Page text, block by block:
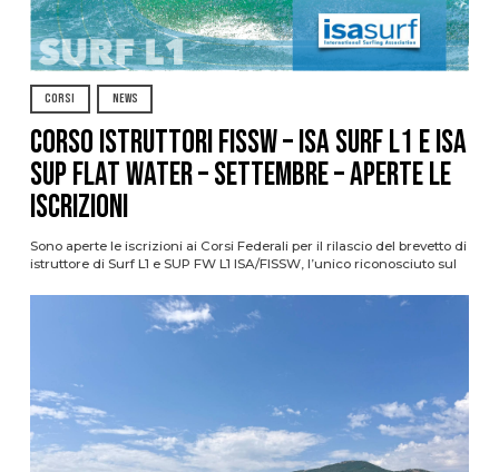
CORSI NEWS
CORSO ISTRUTTORI FISSW – ISA SURF L1 e ISA
SUP Flat Water – SETTEMBRE – APERTE LE
ISCRIZIONI
Sono aperte le iscrizioni ai Corsi Federali per il rilascio del brevetto di
istruttore di Surf L1 e SUP FW L1 ISA/FISSW, l’unico riconosciuto sul